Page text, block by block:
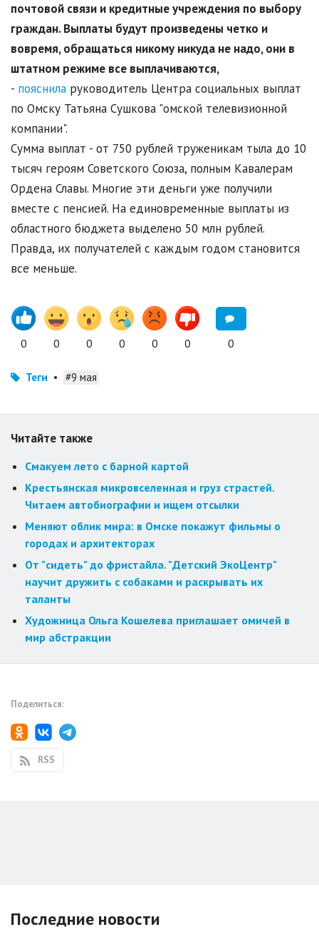
почтовой связи и кредитные учреждения по выбору
граждан. Выплаты будут произведены четко и
вовремя, обращаться никому никуда не надо, они в
штатном режиме все выплачиваются,
- пояснила руководитель Центра социальных выплат
по Омску Татьяна Сушкова "омской телевизионной
компании".
Сумма выплат - от 750 рублей труженикам тыла до 10
тысяч героям Советского Союза, полным Кавалерам
Ордена Славы. Многие эти деньги уже получили
вместе с пенсией. На единовременные выплаты из
областного бюджета выделено 50 млн рублей.
Правда, их получателей с каждым годом становится
все меньше.
0 0 0 0 0 0 0
Теги • #9 мая
Читайте также
Смакуем лето с барной картой
Крестьянская микровселенная и груз страстей.
Читаем автобиографии и ищем отсылки
Меняют облик мира: в Омске покажут фильмы о
городах и архитекторах
От "сидеть" до фристайла. "Детский ЭкоЦентр"
научит дружить с собаками и раскрывать их
таланты
Художница Ольга Кошелева приглашает омичей в
мир абстракции
Поделиться:
RSS
Последние новости